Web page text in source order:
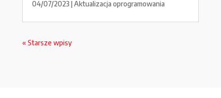
04/07/2023 Aktualizacja oprogramowania
« Starsze wpisy